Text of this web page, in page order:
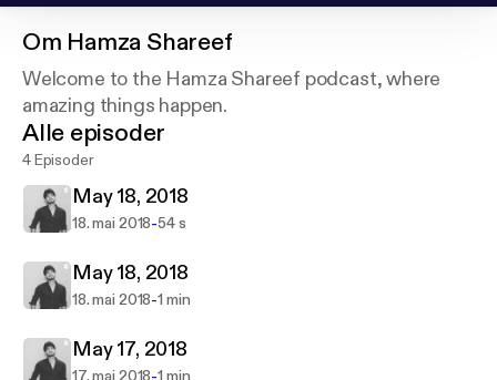
Om Hamza Shareef
Welcome to the Hamza Shareef podcast, where
amazing things happen.
Alle episoder
4 Episoder
May 18, 2018
18. mai 2018-54 s
May 18, 2018
18. mai 2018-1 min
May 17, 2018
17. mai 2018 1 min